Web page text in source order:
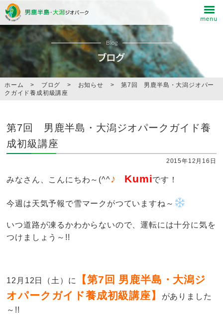
Blog
ホーム > ブログ > お知らせ >
第7回 男鹿半島・大潟ジオパー
クガイド養成初級講座
第7回 男鹿半島・大潟ジオパークガイド養
成初級講座
2015年12月16日
みなさん、こんにちわ～(^^♪ Kumiです！
今週は天気予報で雪マークがつていますね～
いつ道路が凍るかわからないので、運転には十分に気を
つけましょう～!!
12月12日（土）に
【第7回 男鹿半島・大潟ジ
オパークガイド養成初級講座】
がありました
～!!